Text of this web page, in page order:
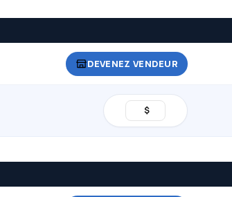
DEVENEZ VENDEUR
$